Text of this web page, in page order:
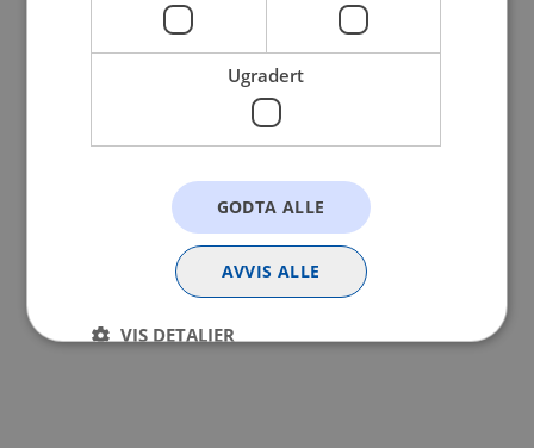
Ugradert
GODTA ALLE
AVVIS ALLE
VIS DETALJER